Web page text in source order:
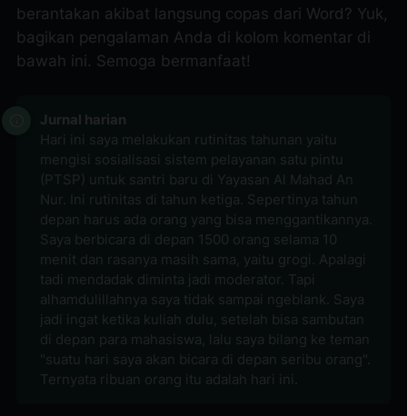
berantakan akibat langsung copas dari Word? Yuk,
bagikan pengalaman Anda di kolom komentar di
bawah ini. Semoga bermanfaat!
Jurnal harian
Hari ini saya melakukan rutinitas tahunan yaitu
mengisi sosialisasi sistem pelayanan satu pintu
(PTSP) untuk santri baru di Yayasan Al Mahad An
Nur. Ini rutinitas di tahun ketiga. Sepertinya tahun
depan harus ada orang yang bisa menggantikannya.
Saya berbicara di depan 1500 orang selama 10
menit dan rasanya masih sama, yaitu grogi. Apalagi
tadi mendadak diminta jadi moderator. Tapi
alhamdulillahnya saya tidak sampai ngeblank. Saya
jadi ingat ketika kuliah dulu, setelah bisa sambutan
di depan para mahasiswa, lalu saya bilang ke teman
"suatu hari saya akan bicara di depan seribu orang".
Ternyata ribuan orang itu adalah hari ini.